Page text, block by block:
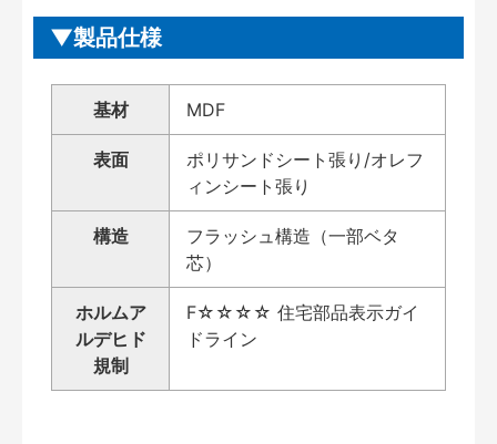
製品仕様
基材 MDF
表面
ポリサンドシート張り/オレフ
ィンシート張り
構造
フラッシュ構造（一部ベタ
芯）
ホルムア
ルデヒド
規制
F☆☆☆☆ 住宅部品表示ガイ
ドライン